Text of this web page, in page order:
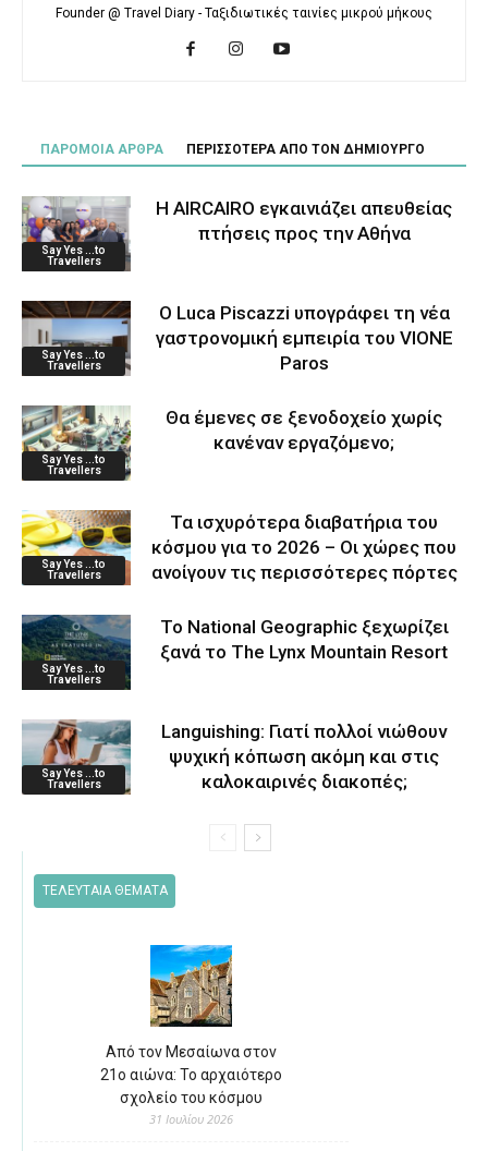
Founder @ Travel Diary - Ταξιδιωτικές ταινίες μικρού μήκους
ΠΑΡΟΜΟΙΑ ΑΡΘΡΑ ΠΕΡΙΣΣΟΤΕΡΑ ΑΠΟ ΤΟΝ ΔΗΜΙΟΥΡΓΟ
Say Yes ...to
Travellers
Η AIRCAIRO εγκαινιάζει απευθείας
πτήσεις προς την Αθήνα
Say Yes ...to
Travellers
Ο Luca Piscazzi υπογράφει τη νέα
γαστρονομική εμπειρία του VIONE
Paros
Say Yes ...to
Travellers
Θα έμενες σε ξενοδοχείο χωρίς
κανέναν εργαζόμενο;
Say Yes ...to
Travellers
Τα ισχυρότερα διαβατήρια του
κόσμου για το 2026 – Οι χώρες που
ανοίγουν τις περισσότερες πόρτες
Say Yes ...to
Travellers
Το National Geographic ξεχωρίζει
ξανά το The Lynx Mountain Resort
Say Yes ...to
Travellers
Languishing: Γιατί πολλοί νιώθουν
ψυχική κόπωση ακόμη και στις
καλοκαιρινές διακοπές;
ΤΕΛΕΥΤΑΙΑ ΘΕΜΑΤΑ
Από τον Μεσαίωνα στον
21ο αιώνα: Το αρχαιότερο
σχολείο του κόσμου
31 Ιουλίου 2026